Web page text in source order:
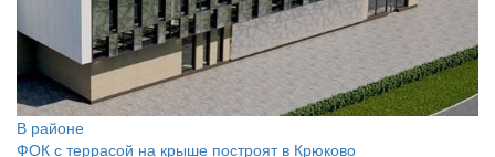
В районе
ФОК с террасой на крыше построят в Крюково